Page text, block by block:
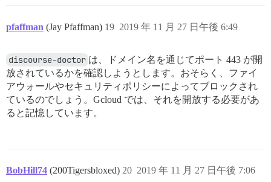
pfaffman (Jay Pfaffman) 2019 年 11 月 27 日午後 6:49
19
discourse-doctor は、ドメイン名を通じてポート 443 が開
放されているかを確認しようとします。おそらく、ファイ
アウォールやセキュリティポリシーによってブロックされ
ているのでしょう。Gcloud では、それを開放する必要があ
ると記憶しています。
BobHill74 (200Tigersbloxed) 2019 年 11 月 27 日午後 7:06
20